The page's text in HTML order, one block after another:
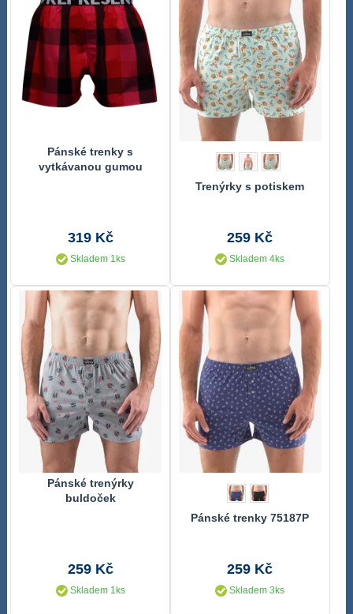
Pánské trenky s
vytkávanou gumou
319 Kč
Skladem 1ks
Trenýrky s potiskem
259 Kč
Skladem 4ks
Pánské trenýrky
buldoček
259 Kč
Skladem 1ks
Pánské trenky 75187P
259 Kč
Skladem 3ks